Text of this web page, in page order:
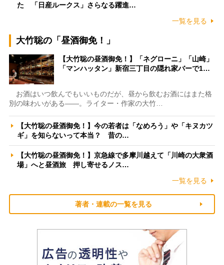
た 「日産ルークス」さらなる躍進…
一覧を見る
大竹聡の「昼酒御免！」
【大竹聡の昼酒御免！】「ネグローニ」「山崎」
「マンハッタン」新宿三丁目の隠れ家バーで1…
お酒はいつ飲んでもいいものだが、昼から飲むお酒にはまた格
別の味わいがある――。ライター・作家の大竹…
【大竹聡の昼酒御免！】今の若者は「なめろう」や「キヌカツ
ギ」を知らないって本当？ 昔の…
【大竹聡の昼酒御免！】京急線で多摩川越えて「川崎の大衆酒
場」へと昼酒旅 押し寄せるノス…
一覧を見る
著者・連載の一覧を見る